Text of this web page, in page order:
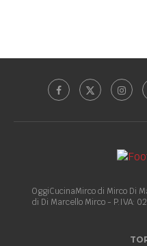
OggiCucinaMirco di Mirco Di
di Di Marcello Mirco - P.IVA: